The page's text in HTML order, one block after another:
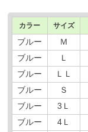
カラー サイズ
ブルー Ｍ
ブルー
Ｌ
ブルー
ＬＬ
ブルー
Ｓ
ブルー
3Ｌ
ブルー
4Ｌ